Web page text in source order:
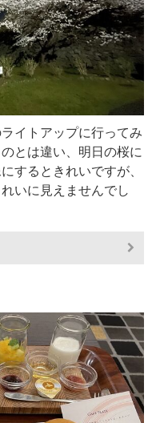
イトアップに行ってみ
とは違い、明日の桜に
するときれいですが、
いに見えませんでし